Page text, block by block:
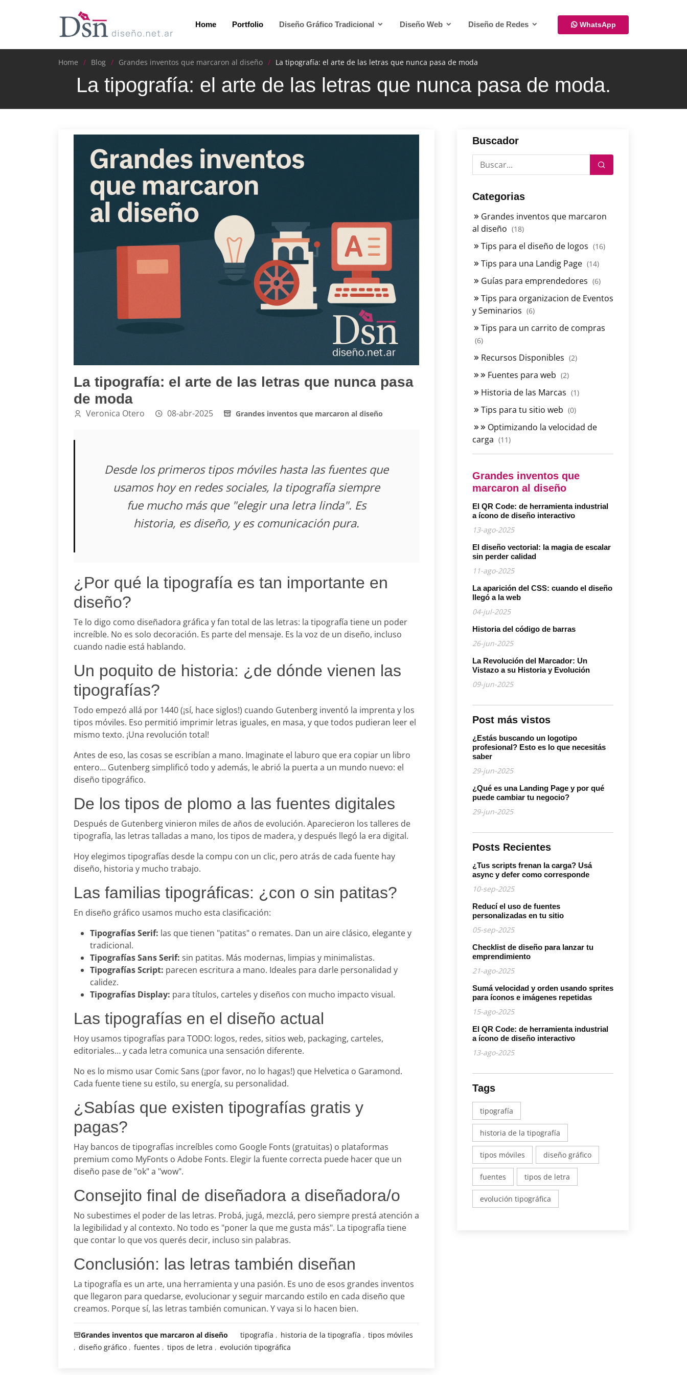
Home Portfolio Diseño Gráfico Tradicional Diseño Web Diseño de Redes WhatsApp
Home Blog Grandes inventos que marcaron al diseño La tipografía: el arte de las letras que nunca pasa de moda
La tipografía: el arte de las letras que nunca pasa de moda.
La tipografía: el arte de las letras que nunca pasa
de moda
Veronica Otero 08-abr-2025 Grandes inventos que marcaron al diseño
Desde los primeros tipos móviles hasta las fuentes que
usamos hoy en redes sociales, la tipografía siempre
fue mucho más que "elegir una letra linda". Es
historia, es diseño, y es comunicación pura.
¿Por qué la tipografía es tan importante en
diseño?
Te lo digo como diseñadora gráfica y fan total de las letras: la tipografía tiene un poder
increíble. No es solo decoración. Es parte del mensaje. Es la voz de un diseño, incluso
cuando nadie está hablando.
Un poquito de historia: ¿de dónde vienen las
tipografías?
Todo empezó allá por 1440 (¡sí, hace siglos!) cuando Gutenberg inventó la imprenta y los
tipos móviles. Eso permitió imprimir letras iguales, en masa, y que todos pudieran leer el
mismo texto. ¡Una revolución total!
Antes de eso, las cosas se escribían a mano. Imaginate el laburo que era copiar un libro
entero… Gutenberg simplificó todo y además, le abrió la puerta a un mundo nuevo: el
diseño tipográfico.
De los tipos de plomo a las fuentes digitales
Después de Gutenberg vinieron miles de años de evolución. Aparecieron los talleres de
tipografía, las letras talladas a mano, los tipos de madera, y después llegó la era digital.
Hoy elegimos tipografías desde la compu con un clic, pero atrás de cada fuente hay
diseño, historia y mucho trabajo.
Las familias tipográficas: ¿con o sin patitas?
En diseño gráfico usamos mucho esta clasificación:
Tipografías Serif: las que tienen "patitas" o remates. Dan un aire clásico, elegante y
tradicional.
Tipografías Sans Serif: sin patitas. Más modernas, limpias y minimalistas.
Tipografías Script: parecen escritura a mano. Ideales para darle personalidad y
calidez.
Tipografías Display: para títulos, carteles y diseños con mucho impacto visual.
Las tipografías en el diseño actual
Hoy usamos tipografías para TODO: logos, redes, sitios web, packaging, carteles,
editoriales… y cada letra comunica una sensación diferente.
No es lo mismo usar Comic Sans (¡por favor, no lo hagas!) que Helvetica o Garamond.
Cada fuente tiene su estilo, su energía, su personalidad.
¿Sabías que existen tipografías gratis y
pagas?
Hay bancos de tipografías increíbles como Google Fonts (gratuitas) o plataformas
premium como MyFonts o Adobe Fonts. Elegir la fuente correcta puede hacer que un
diseño pase de "ok" a "wow".
Consejito final de diseñadora a diseñadora/o
No subestimes el poder de las letras. Probá, jugá, mezclá, pero siempre prestá atención a
la legibilidad y al contexto. No todo es "poner la que me gusta más". La tipografía tiene
que contar lo que vos querés decir, incluso sin palabras.
Conclusión: las letras también diseñan
La tipografía es un arte, una herramienta y una pasión. Es uno de esos grandes inventos
que llegaron para quedarse, evolucionar y seguir marcando estilo en cada diseño que
creamos. Porque sí, las letras también comunican. Y vaya si lo hacen bien.
Grandes inventos que marcaron al diseño tipografía historia de la tipografía
tipos móviles
diseño gráfico
fuentes tipos de letra evolución tipográfica
Buscador
Categorias
Grandes inventos que marcaron
al diseño (18)
Tips para el diseño de logos (16)
Tips para una Landig Page (14)
Guías para emprendedores (6)
Tips para organizacion de Eventos
y Seminarios (6)
Tips para un carrito de compras
(6)
Recursos Disponibles (2)
Fuentes para web (2)
Historia de las Marcas (1)
Tips para tu sitio web (0)
Optimizando la velocidad de
carga (11)
Grandes inventos que
marcaron al diseño
El QR Code: de herramienta industrial
a ícono de diseño interactivo
13-ago-2025
El diseño vectorial: la magia de escalar
sin perder calidad
11-ago-2025
La aparición del CSS: cuando el diseño
llegó a la web
04-jul-2025
Historia del código de barras
26-jun-2025
La Revolución del Marcador: Un
Vistazo a su Historia y Evolución
09-jun-2025
Post más vistos
¿Estás buscando un logotipo
profesional? Esto es lo que necesitás
saber
29-jun-2025
¿Qué es una Landing Page y por qué
puede cambiar tu negocio?
29-jun-2025
Posts Recientes
¿Tus scripts frenan la carga? Usá
async y defer como corresponde
10-sep-2025
Reducí el uso de fuentes
personalizadas en tu sitio
05-sep-2025
Checklist de diseño para lanzar tu
emprendimiento
21-ago-2025
Sumá velocidad y orden usando sprites
para íconos e imágenes repetidas
15-ago-2025
El QR Code: de herramienta industrial
a ícono de diseño interactivo
13-ago-2025
Tags
tipografía
historia de la tipografía
tipos móviles diseño gráfico
fuentes tipos de letra
evolución tipográfica